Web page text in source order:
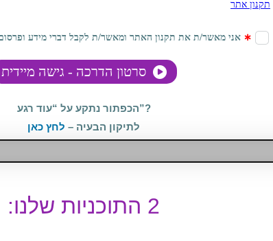
הכפתור נתקע על “עוד רגע”?
לתיקון הבעיה – לחץ כאן
2 התוכניות שלנו: